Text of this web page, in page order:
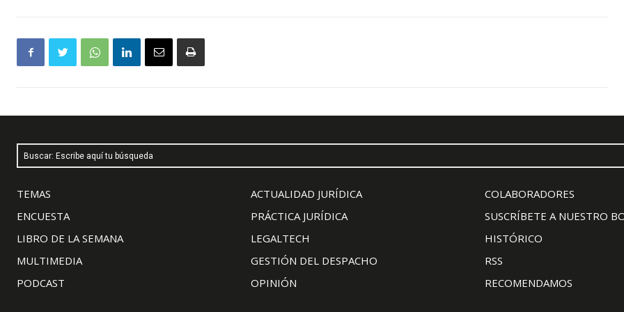
Buscar: Escribe aquí tu búsqueda
TEMAS
ENCUESTA
LIBRO DE LA SEMANA
MULTIMEDIA
PODCAST
ACTUALIDAD JURÍDICA
PRÁCTICA JURÍDICA
LEGALTECH
GESTIÓN DEL DESPACHO
OPINIÓN
COLABORADORES
SUSCRÍBETE A NUESTRO
HISTÓRICO
RSS
RECOMENDAMOS